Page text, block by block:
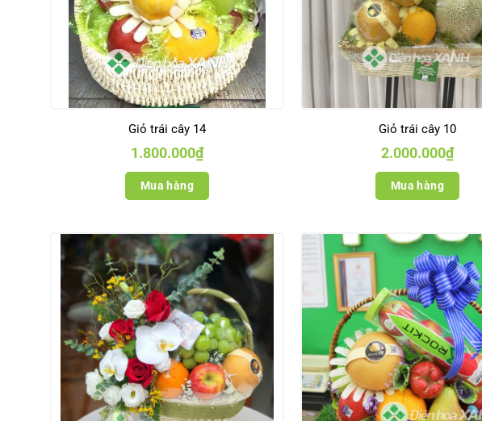
Giỏ trái cây 14
1.800.000₫
Mua hàng
Giỏ trái cây 10
2.000.000₫
Mua hàng